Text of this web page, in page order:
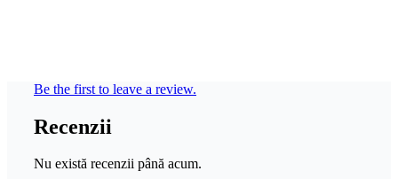
Be the first to leave a review.
Recenzii
Nu există recenzii până acum.